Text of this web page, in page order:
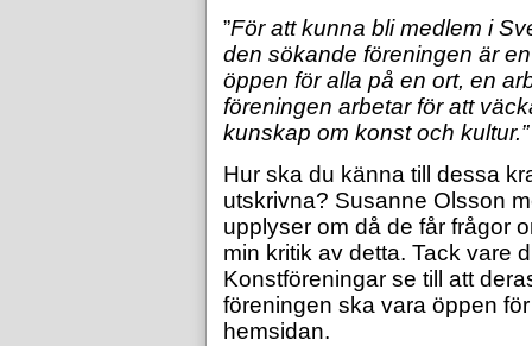
”För att kunna bli medlem i
den sökande föreningen är
öppen för alla på en ort, en
föreningen arbetar för att
kunskap om konst och kultur.”
Hur ska du känna till dessa
utskrivna? Susanne Olsson
upplyser om då de får frågor
min kritik av detta. Tack vare
Konstföreningar se till att
föreningen ska vara öppen
hemsidan.